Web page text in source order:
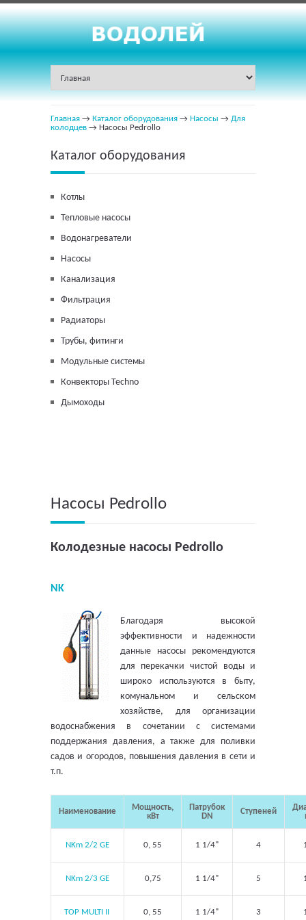
Главная → Каталог оборудования → Насосы → Для
колодцев → Насосы Pedrollo
Каталог оборудования
Котлы
Тепловые насосы
Водонагреватели
Насосы
Канализация
Фильтрация
Радиаторы
Трубы, фитинги
Модульные системы
Конвекторы Techno
Дымоходы
Насосы Pedrollo
Колодезные насосы Pedrollo
NK
Благодаря высокой
эффективности и надежности
данные насосы рекомендуются
для перекачки чистой воды и
широко используются в быту,
комунальном и сельском
хозяйстве, для организации
водоснабжения в сочетании с системами
поддержания давления, а также для поливки
садов и огородов, повышения давления в сети и
т.п.
Наименование
Мощность,
кВт
Патрубок
DN
Ступеней
NKm 2/2 GE 0, 55 1 1/4" 4
NKm 2/3 GE 0,75 1 1/4" 5
TOP MULTI II 0, 55 1 1/4" 3